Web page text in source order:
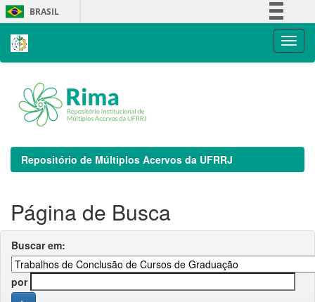
Skip
navigation
BRASIL
Repositório de Múltiplos Acervos da UFRRJ
Página de Busca
Buscar em:
por